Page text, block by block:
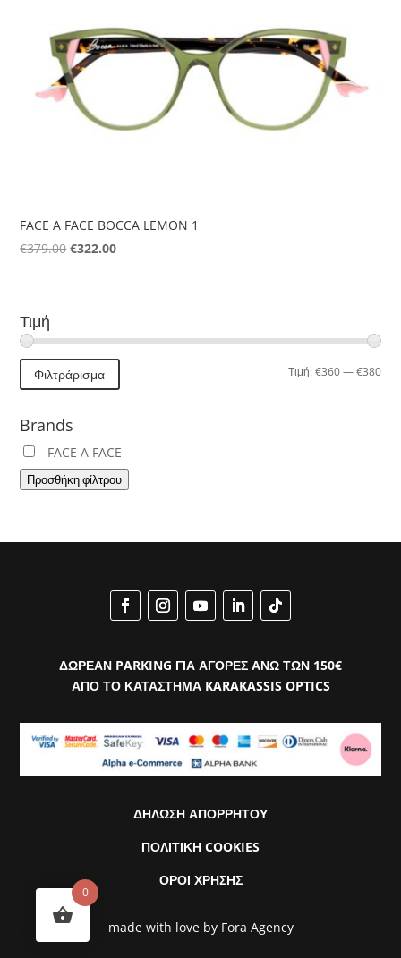
FACE A FACE BOCCA LEMON 1
€379.00Original
€322.00Η
Τιμή
Φιλτράρισμα Τιμή:€360—€380
Brands
FACE A FACE
Προσθήκη φίλτρου
ΔΩΡΕΑΝ PARKING ΓΙΑ ΑΓΟΡΕΣ ΑΝΩ ΤΩΝ 150€
ΑΠΟ ΤΟ ΚΑΤΑΣΤΗΜΑ KARAKASSIS OPTICS
ΔΗΛΩΣΗ ΑΠΟΡΡΗΤΟΥ
ΠΟΛΙΤΙΚΗ COOKIES
ΟΡΟΙ ΧΡΗΣΗΣ
made with love by Fora Agency
0